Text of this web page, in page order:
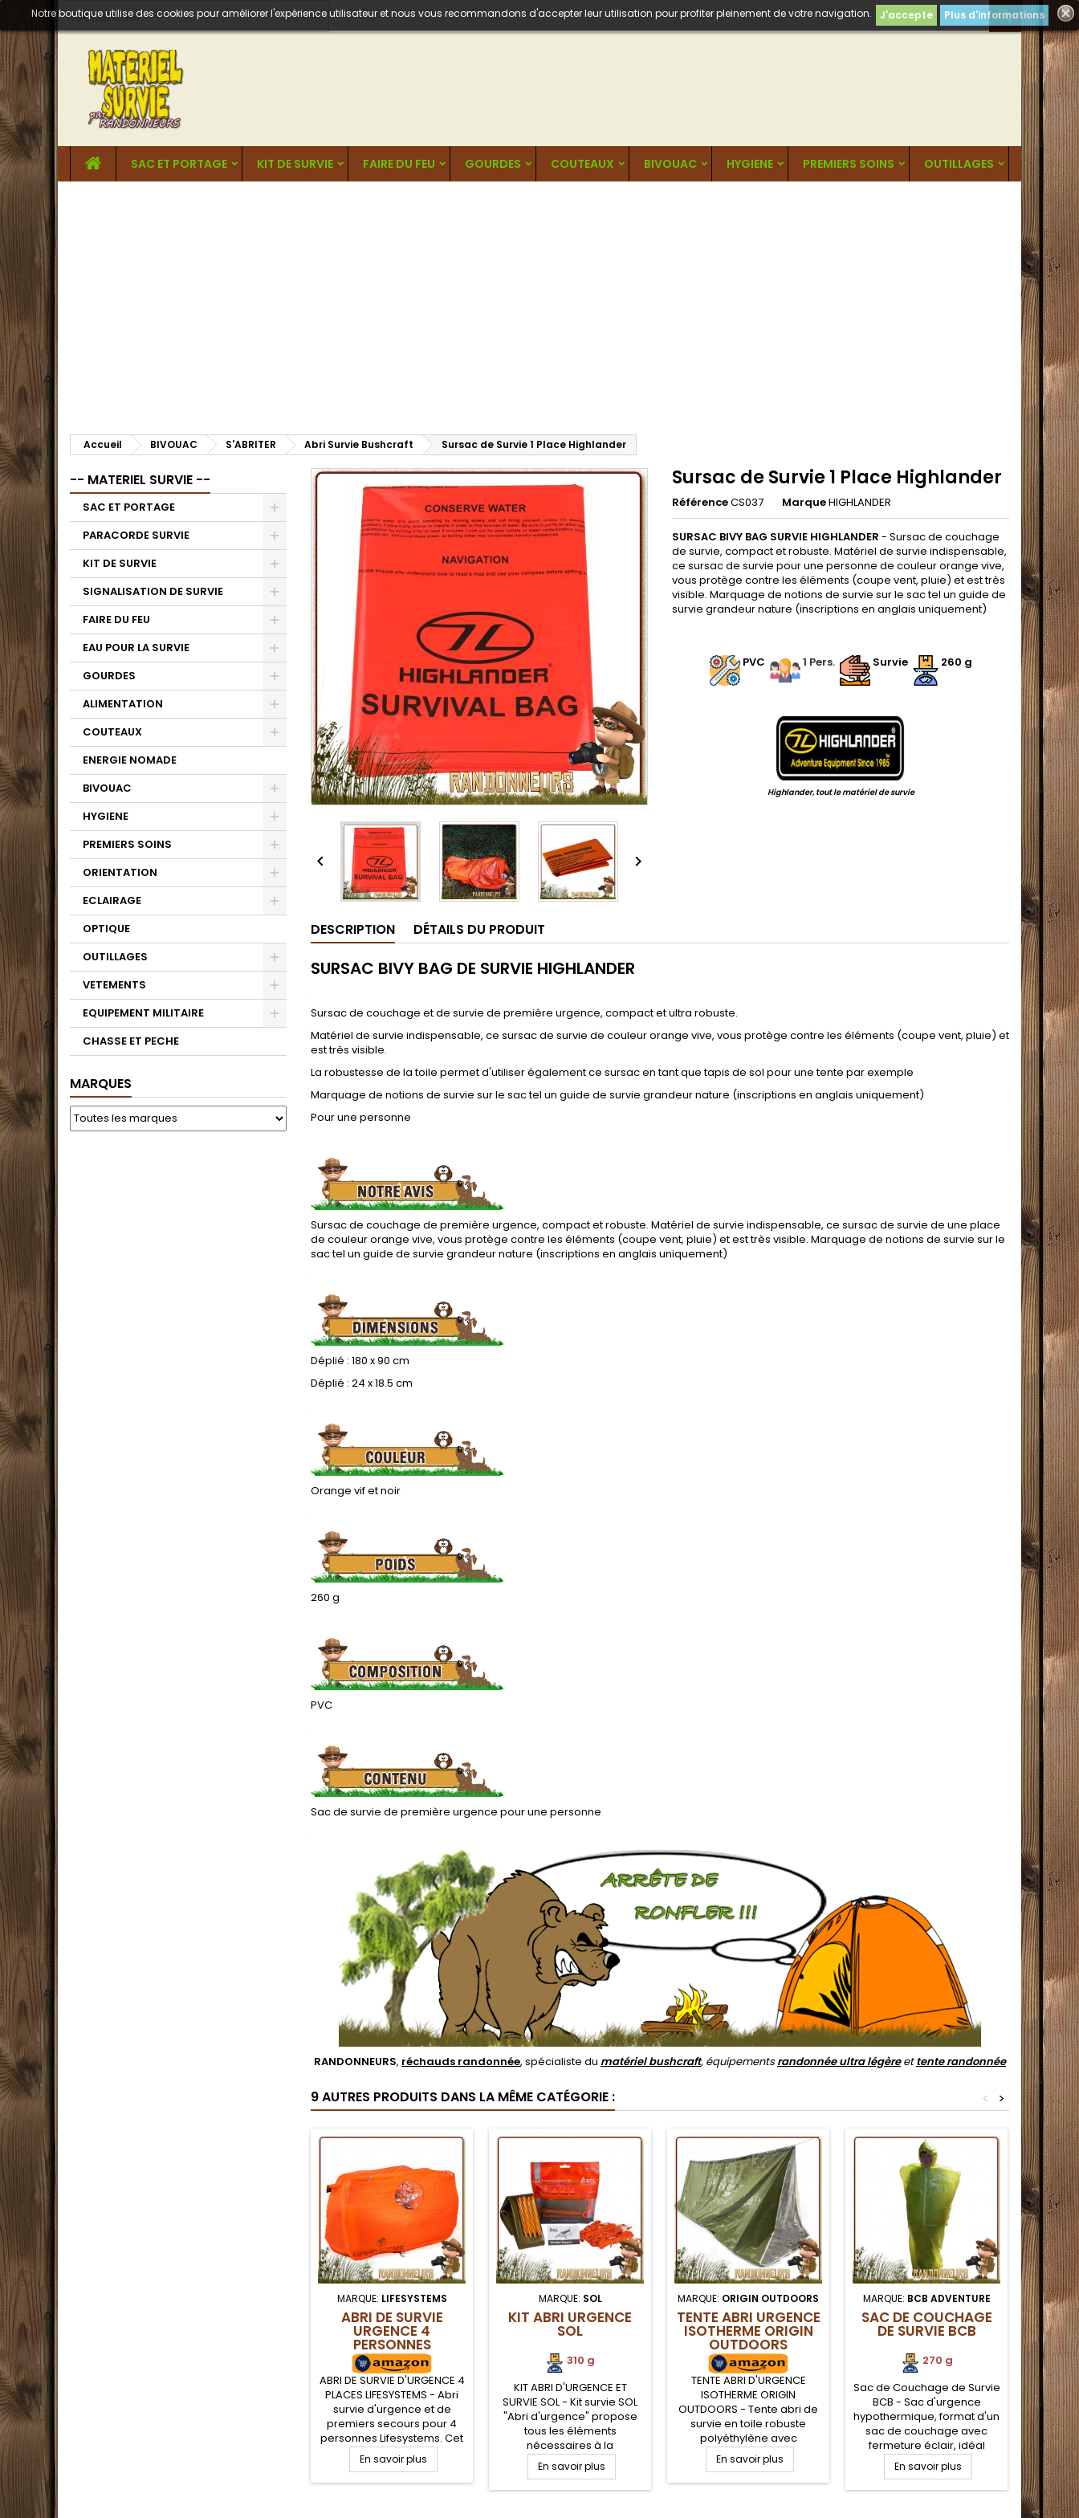

Notre boutique utilise des cookies pour améliorer l'expérience utilisateur et nous vous recommandons d'accepter leur utilisation pour profiter pleinement de votre navigation. J'accepte Plus d'informations
SAC ET PORTAGE KIT DE SURVIE FAIRE DU FEU GOURDES COUTEAUX BIVOUAC HYGIENE PREMIERS SOINS OUTILLAGES
Accueil BIVOUAC S'ABRITER Abri Survie Bushcraft Sursac de Survie 1 Place Highlander
-- MATERIEL SURVIE --
SAC ET PORTAGE
PARACORDE SURVIE
KIT DE SURVIE
SIGNALISATION DE SURVIE
FAIRE DU FEU
EAU POUR LA SURVIE
GOURDES
ALIMENTATION
COUTEAUX
ENERGIE NOMADE
BIVOUAC
HYGIENE
PREMIERS SOINS
ORIENTATION
ECLAIRAGE
OPTIQUE
OUTILLAGES
VETEMENTS
EQUIPEMENT MILITAIRE
CHASSE ET PECHE
MARQUES
 
Sursac de Survie 1 Place Highlander
RéférenceCS037 MarqueHIGHLANDER
SURSAC BIVY BAG SURVIE HIGHLANDER - Sursac de couchage
de survie, compact et robuste. Matériel de survie indispensable,
ce sursac de survie pour une personne de couleur orange vive,
vous protège contre les éléments (coupe vent, pluie) et est très
visible. Marquage de notions de survie sur le sac tel un guide de
survie grandeur nature (inscriptions en anglais uniquement)
PVC
1 Pers. Survie 260 g
Highlander, tout le matériel de survie
DESCRIPTION DÉTAILS DU PRODUIT
SURSAC BIVY BAG DE SURVIE HIGHLANDER
.
Sursac de couchage et de survie de première urgence, compact et ultra robuste.
Matériel de survie indispensable, ce sursac de survie de couleur orange vive, vous protège contre les éléments (coupe vent, pluie) et
est très visible.
La robustesse de la toile permet d'utiliser également ce sursac en tant que tapis de sol pour une tente par exemple
Marquage de notions de survie sur le sac tel un guide de survie grandeur nature (inscriptions en anglais uniquement)
Pour une personne
.
Sursac de couchage de première urgence, compact et robuste. Matériel de survie indispensable, ce sursac de survie de une place
de couleur orange vive, vous protège contre les éléments (coupe vent, pluie) et est très visible. Marquage de notions de survie sur le
sac tel un guide de survie grandeur nature (inscriptions en anglais uniquement)
.
Déplié : 180 x 90 cm
Déplié : 24 x 18.5 cm
.
Orange vif et noir
.
260 g
.
PVC
.
Sac de survie de première urgence pour une personne
.
RANDONNEURS, réchauds randonnée, spécialiste du matériel bushcraft, équipementsrandonnée ultra légèreettente randonnée
9 AUTRES PRODUITS DANS LA MÊME CATÉGORIE : >
<
MARQUE: LIFESYSTEMS
ABRI DE SURVIE
URGENCE 4
PERSONNES
LIFESYSTEMS
ABRI DE SURVIE D'URGENCE 4
PLACES LIFESYSTEMS - Abri
survie d'urgence et de
premiers secours pour 4
personnes Lifesystems. Cet
abri de survie, très facile de
montage, est compact et
léger, facile à insérer dans
En savoir plus
MARQUE: SOL
KIT ABRI URGENCE
SOL
310 g
KIT ABRI D'URGENCE ET
SURVIE SOL - Kit survie SOL
"Abri d'urgence" propose
tous les éléments
nécessaires à la
construction d'un abri de
survie d'urgence, en
randonnée. Le kit abri
En savoir plus
MARQUE: ORIGIN OUTDOORS
TENTE ABRI URGENCE
ISOTHERME ORIGIN
OUTDOORS
TENTE ABRI D'URGENCE
ISOTHERME ORIGIN
OUTDOORS - Tente abri de
survie en toile robuste
polyéthylène avec
revêtement argenté pour
assurer le maintien de la
chaleur corporelle.
En savoir plus
MARQUE: BCB ADVENTURE
SAC DE COUCHAGE
DE SURVIE BCB
270 g
Sac de Couchage de Survie
BCB - Sac d'urgence
hypothermique, format d'un
sac de couchage avec
fermeture éclair, idéal
comme couverture de
survie et sursac de
couchage. Protection des
En savoir plus
TENTE
nylon.